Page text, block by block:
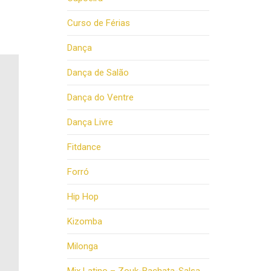
Curso de Férias
Dança
Dança de Salão
Dança do Ventre
Dança Livre
Fitdance
Forró
Hip Hop
Kizomba
Milonga